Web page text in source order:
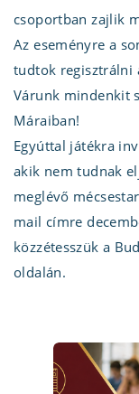
csoportban zajlik
Az eseményre a
tudtok regisztrálni
Várunk mindenkit
Máraiban!
Egyúttal játékra
akik nem tudnak
meglévő
mail címre
közzétesszük a
oldalán.